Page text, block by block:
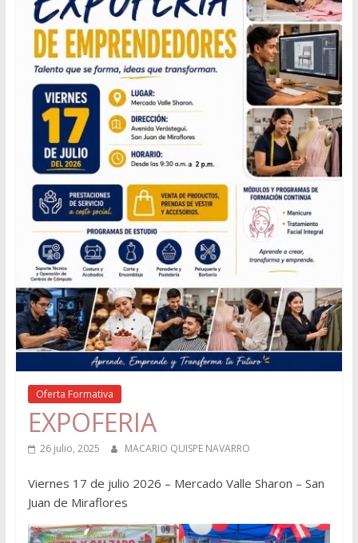
Oferta Formativa
EXPOFERIA
26 julio, 2025 MACARIO QUISPE NAVARRO
Viernes 17 de julio 2026 – Mercado Valle Sharon – San
Juan de Miraflores